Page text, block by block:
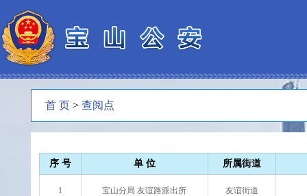
首 页 > 查阅点
序 号 单 位 所属街道
1 宝山分局 友谊路派出所 友谊街道